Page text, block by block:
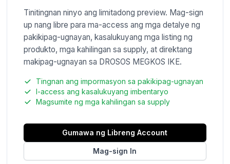
Tinitingnan ninyo ang limitadong preview. Mag-sign
up nang libre para ma-access ang mga detalye ng
pakikipag-ugnayan, kasalukuyang mga listing ng
produkto, mga kahilingan sa supply, at direktang
makipag-ugnayan sa DROSOS MEGKOS IKE.
Tingnan ang impormasyon sa pakikipag-ugnayan
I-access ang kasalukuyang imbentaryo
Magsumite ng mga kahilingan sa supply
Gumawa ng Libreng Account
Mag-sign In